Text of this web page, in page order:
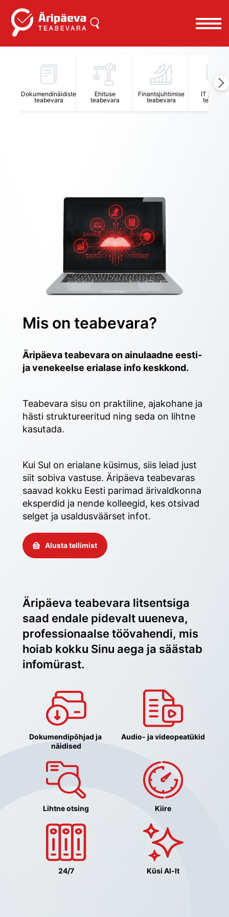
Dokumendinäidiste
teabevara
Ehituse
teabevara
Finantsjuhtimise
teabevara
IT
Mis on teabevara?
Äripäeva teabevara on ainulaadne eesti-
ja venekeelse erialase info keskkond.
Teabevara sisu on praktiline, ajakohane ja
hästi struktureeritud ning seda on lihtne
kasutada.
Kui Sul on erialane küsimus, siis leiad just
siit sobiva vastuse. Äripäeva teabevaras
saavad kokku Eesti parimad ärivaldkonna
eksperdid ja nende kolleegid, kes otsivad
selget ja usaldusväärset infot.
Alusta tellimist
Äripäeva teabevara litsentsiga
saad endale pidevalt uueneva,
professionaalse töövahendi, mis
hoiab kokku Sinu aega ja säästab
infomürast.
Dokumendipõhjad ja
näidised
Audio- ja videopeatükid
Lihtne otsing Kiire
24/7 Küsi AI-lt